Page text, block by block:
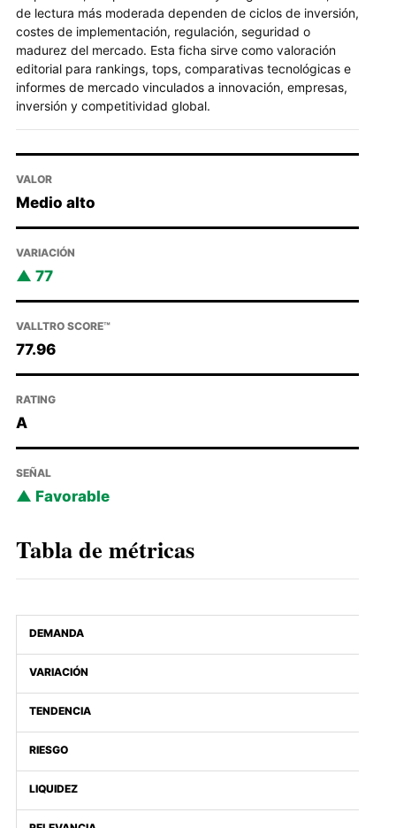
de lectura más moderada dependen de ciclos de inversión,
costes de implementación, regulación, seguridad o
madurez del mercado. Esta ficha sirve como valoración
editorial para rankings, tops, comparativas tecnológicas e
informes de mercado vinculados a innovación, empresas,
inversión y competitividad global.
VALOR
Medio alto
VARIACIÓN
77
VALLTRO SCORE™
77.96
RATING
A
SEÑAL
Favorable
Tabla de métricas
DEMANDA
VARIACIÓN
TENDENCIA
RIESGO
LIQUIDEZ